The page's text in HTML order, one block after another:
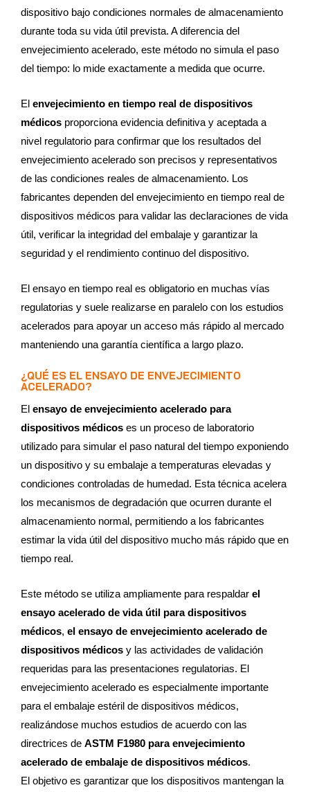
dispositivo bajo condiciones normales de almacenamiento
durante toda su vida útil prevista. A diferencia del
envejecimiento acelerado, este método no simula el paso
del tiempo: lo mide exactamente a medida que ocurre.
El envejecimiento en tiempo real de dispositivos
médicos proporciona evidencia definitiva y aceptada a
nivel regulatorio para confirmar que los resultados del
envejecimiento acelerado son precisos y representativos
de las condiciones reales de almacenamiento. Los
fabricantes dependen del envejecimiento en tiempo real de
dispositivos médicos para validar las declaraciones de vida
útil, verificar la integridad del embalaje y garantizar la
seguridad y el rendimiento continuo del dispositivo.
El ensayo en tiempo real es obligatorio en muchas vías
regulatorias y suele realizarse en paralelo con los estudios
acelerados para apoyar un acceso más rápido al mercado
manteniendo una garantía científica a largo plazo.
¿QUÉ ES EL ENSAYO DE ENVEJECIMIENTO
ACELERADO?
El ensayo de envejecimiento acelerado para
dispositivos médicos es un proceso de laboratorio
utilizado para simular el paso natural del tiempo exponiendo
un dispositivo y su embalaje a temperaturas elevadas y
condiciones controladas de humedad. Esta técnica acelera
los mecanismos de degradación que ocurren durante el
almacenamiento normal, permitiendo a los fabricantes
estimar la vida útil del dispositivo mucho más rápido que en
tiempo real.
Este método se utiliza ampliamente para respaldar el
ensayo acelerado de vida útil para dispositivos
médicos, el ensayo de envejecimiento acelerado de
dispositivos médicos y las actividades de validación
requeridas para las presentaciones regulatorias. El
envejecimiento acelerado es especialmente importante
para el embalaje estéril de dispositivos médicos,
realizándose muchos estudios de acuerdo con las
directrices de ASTM F1980 para envejecimiento
acelerado de embalaje de dispositivos médicos.
El objetivo es garantizar que los dispositivos mantengan la